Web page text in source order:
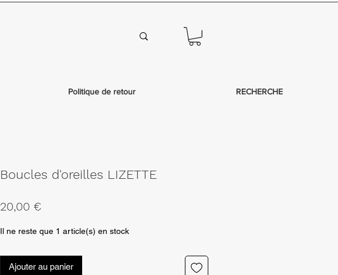
Politique de retour RECHERCHE
Boucles d'oreilles LIZETTE
20,00 €
Il ne reste que 1 article(s) en stock
Ajouter au panier